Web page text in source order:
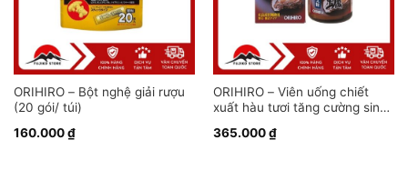
ORIHIRO – Bột nghệ giải rượu
(20 gói/ túi)
160.000₫
ORIHIRO – Viên uống chiết
xuất hàu tươi tăng cường sinh
365.000₫